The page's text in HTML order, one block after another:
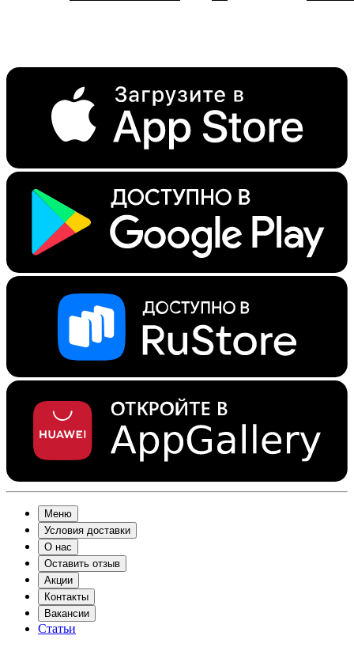
Меню
Условия доставки
О нас
Оставить отзыв
Акции
Контакты
Вакансии
Статьи